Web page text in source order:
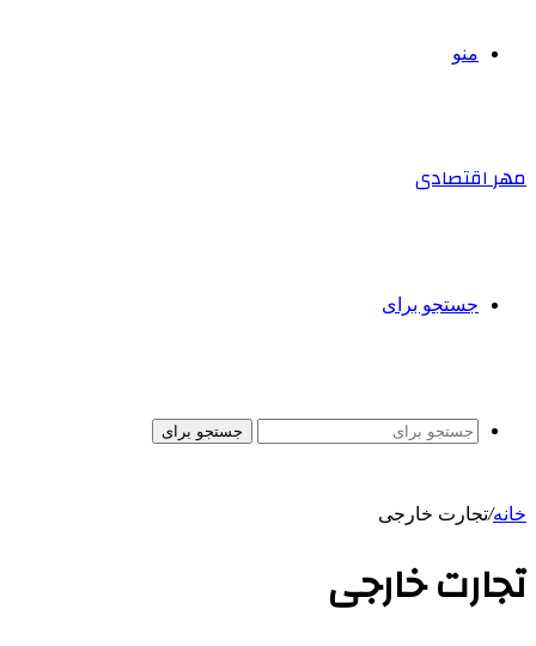
منو
مهر اقتصادی
جستجو برای
جستجو برای
خانه/تجارت خارجی
تجارت خارجی